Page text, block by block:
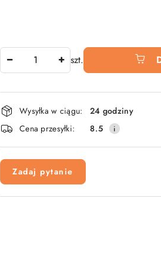
szt.
Dostępność
i
dostawa
Wysyłka w ciągu:
24 godziny
Cena przesyłki:
8.5
Zadaj pytanie